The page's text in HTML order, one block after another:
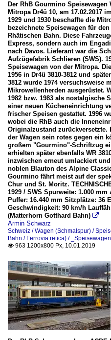
Der RhB Gourmino Speisewagen
Mitropa Dr4ü 10, am 17.02.2017
1929 und 1930 beschaffte die
bezeichnete Speisewagen für
Rhätischen Bahn. Diese
Express, sondern auch im
nach Davos. Lieferant war die
Aufzügefabrik Schlieren (SWS).
Speisewagen von der Mitropa.
1956 in Dr4ü 3810-3812 und
3812 wurde 1974 versuchsweise
Mikrowellenherden ausgerüstet.
1982 bzw. 1983 als nostalgische
einer neuen Kücheneinrichtung
frischer Speisen gestattet. 1996
wobei die RhB auch die
Originalzustand zurückversetzte.
der Wagen sein rotes gegen ein
großem "Gourmino"-Schriftzug
erhielten später ebenfalls WR
inzwischen erneut umlackiert
noblen Blauton des Alpine
Gourmino fährt meist auf der
Chur und St. Moritz.
1929 / SWS Spurweite: 1.000
Puffer: 16.440 mm Sitzplätze: 36
Geschwindigkeit: 90 km/h
(Matterhorn Gotthard Bahn) 
Armin Schwarz
Schweiz / Wagen (Schmalspur) /
Bahn / Ferrovia retica) /
 963 1200x800 Px, 10.01.2019